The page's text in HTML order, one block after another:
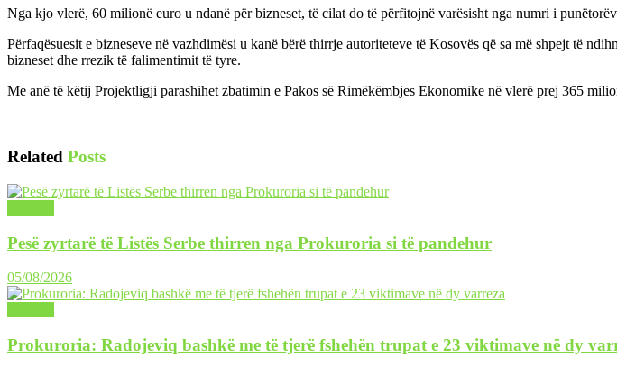
Nga kjo vlerë, 60 milionë euro u ndanë për bizneset, të cilat do të përfitojnë varësisht nga numri i
Përfaqësuesit e bizneseve në vazhdimësi u kanë bërë thirrje autoriteteve të Kosovës që sa më shpejt të
bizneset dhe rrezik të falimentimit të tyre.
Me anë të këtij Projektligji parashihet zbatimin e Pakos së Rimëkëmbjes Ekonomike në vlerë prej 365
Related Posts
Pesë zyrtarë të Listës Serbe thirren nga Prokuroria si të pandehur
05/08/2026
Prokuroria: Radojeviq bashkë me të tjerë fshehën trupat e 23 viktimave në dy